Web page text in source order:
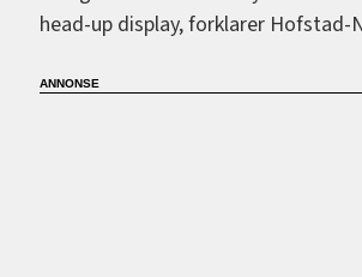
head-up display, forklarer Hofstad-